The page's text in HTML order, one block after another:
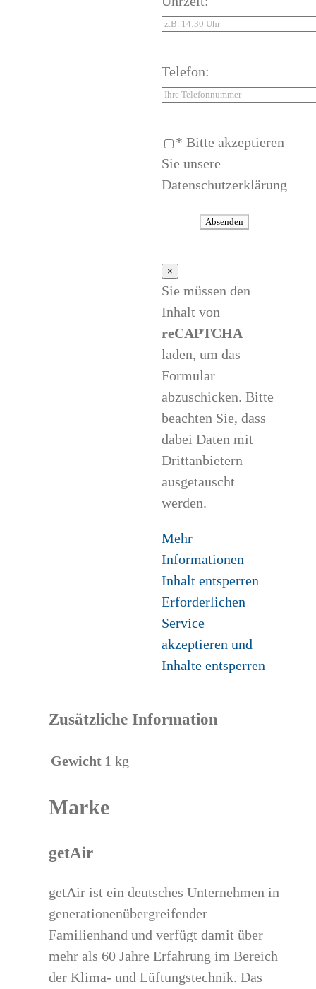
Telefon:
* Bitte akzeptieren
Sie unsere
Datenschutzerklärung
×
Sie müssen den
Inhalt von
reCAPTCHA
laden, um das
Formular
abzuschicken. Bitte
beachten Sie, dass
dabei Daten mit
Drittanbietern
ausgetauscht
werden.
Mehr
Informationen
Inhalt entsperren
Erforderlichen
Service
akzeptieren und
Inhalte entsperren
Zusätzliche Information
Gewicht 1 kg
Marke
getAir
getAir ist ein deutsches Unternehmen in
generationenübergreifender
Familienhand und verfügt damit über
mehr als 60 Jahre Erfahrung im Bereich
der Klima- und Lüftungstechnik. Das